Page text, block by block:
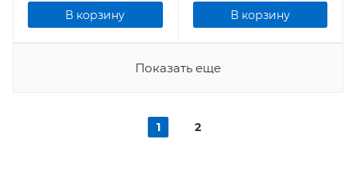
В корзину В корзину
Показать еще
1 2